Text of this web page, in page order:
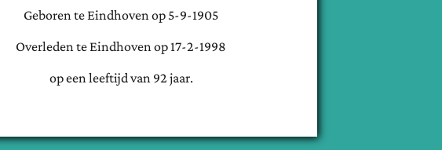
Geboren te Eindhoven op 5-9-1905
Overleden te Eindhoven op 17-2-1998
op een leeftijd van 92 jaar.